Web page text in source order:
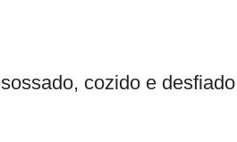
cozido e desfiado